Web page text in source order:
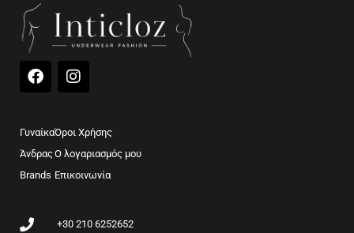
F
a
b
o
o
k
I
n
a
r
a
Γυναίκα
Άνδρας
Brands
Όροι Χρήσης
Ο λογαριασμός μου
Επικοινωνία
+30 210 6252652